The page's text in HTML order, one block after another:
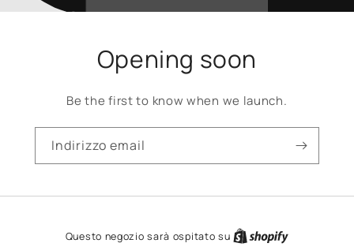
Opening soon
Be the first to know when we launch.
Indirizzo email
Questo negozio sarà ospitato su